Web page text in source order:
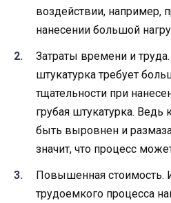
воздействии, например,
нанесении большой
Затраты времени и
штукатурка требует
тщательности при
грубая штукатурка.
быть выровнен и
значит, что процесс
Повышенная стоимость.
трудоемкого процесса